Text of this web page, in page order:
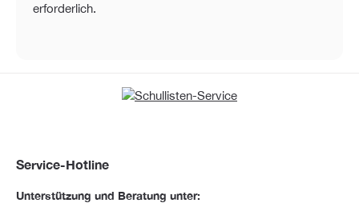
erforderlich.
Service-Hotline
Unterstützung und Beratung unter: